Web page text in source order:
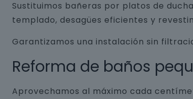
Sustituimos bañeras por platos de
templado, desagües eficientes y
Garantizamos una instalación sin
Reforma de baños
Aprovechamos al máximo cada